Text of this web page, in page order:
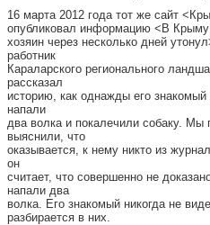
16 марта 2012 года тот же сайт
опубликовал информацию <В Крыму
хозяин через несколько дней
работник
Караларского регионального
рассказал
историю, как однажды его
напали
два волка и покалечили собаку. Мы
выяснили, что
оказывается, к нему никто из
он
считает, что совершенно не
напали два
волка. Его знакомый никогда не
разбирается в них.